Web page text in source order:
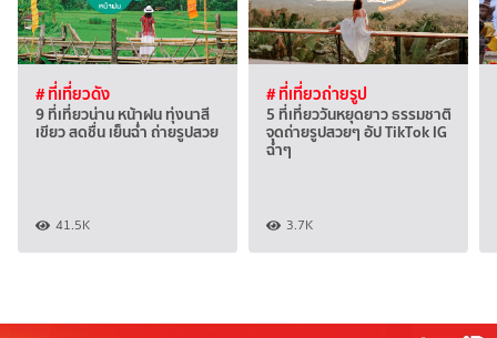
# ที่เที่ยวดัง
9 ที่เที่ยวน่าน หน้าฝน ทุ่งนาสี
เขียว สดชื่น เย็นฉ่ำ ถ่ายรูปสวย
41.5K
# ที่เที่ยวถ่ายรูป
5 ที่เที่ยววันหยุดยาว ธรรมชาติ
จุดถ่ายรูปสวยๆ อัป TikTok IG
ฉ่ำๆ
3.7K